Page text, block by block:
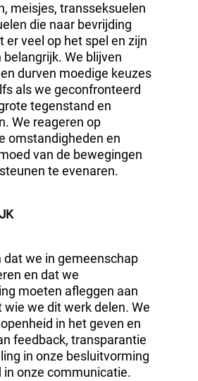
meisjes, transseksuelen
die naar bevrijding
er veel op het spel en zijn
We blijven
durven moedige keuzes
als we geconfronteerd
tegenstand en
We reageren op
omstandigheden en
van de bewegingen
te evenaren.
dat we in gemeenschap
en dat we
moeten afleggen aan
wie we dit werk delen. We
in het geven en
feedback, transparantie
in onze besluitvorming
in onze communicatie.